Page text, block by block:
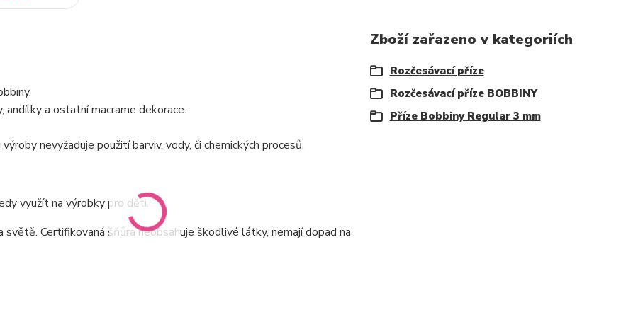
a ostatní macrame dekorace.
nevyžaduje použití barviv, vody, či chemických procesů.
využít na výrobky pro děti.
Certifikovaná šňůra neobsahuje škodlivé látky, nemají dopad na
Zboží zařazeno v kategoriích
Rozčesávací příze
Rozčesávací příze BOBBINY
Příze Bobbiny Regular 3 mm